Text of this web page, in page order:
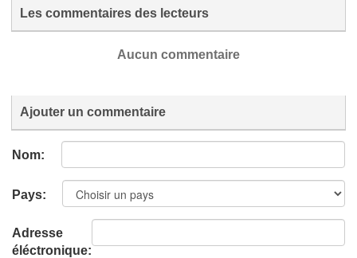
Les commentaires des lecteurs
Aucun commentaire
Ajouter un commentaire
Nom:
Pays:
Adresse
éléctronique: